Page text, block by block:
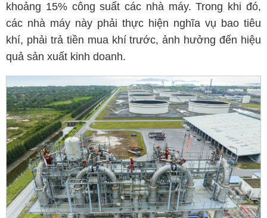
khoảng 15% công suất các nhà máy. Trong khi đó,
các nhà máy này phải thực hiện nghĩa vụ bao tiêu
khí, phải trả tiền mua khí trước, ảnh hưởng đến hiệu
quả sản xuất kinh doanh.